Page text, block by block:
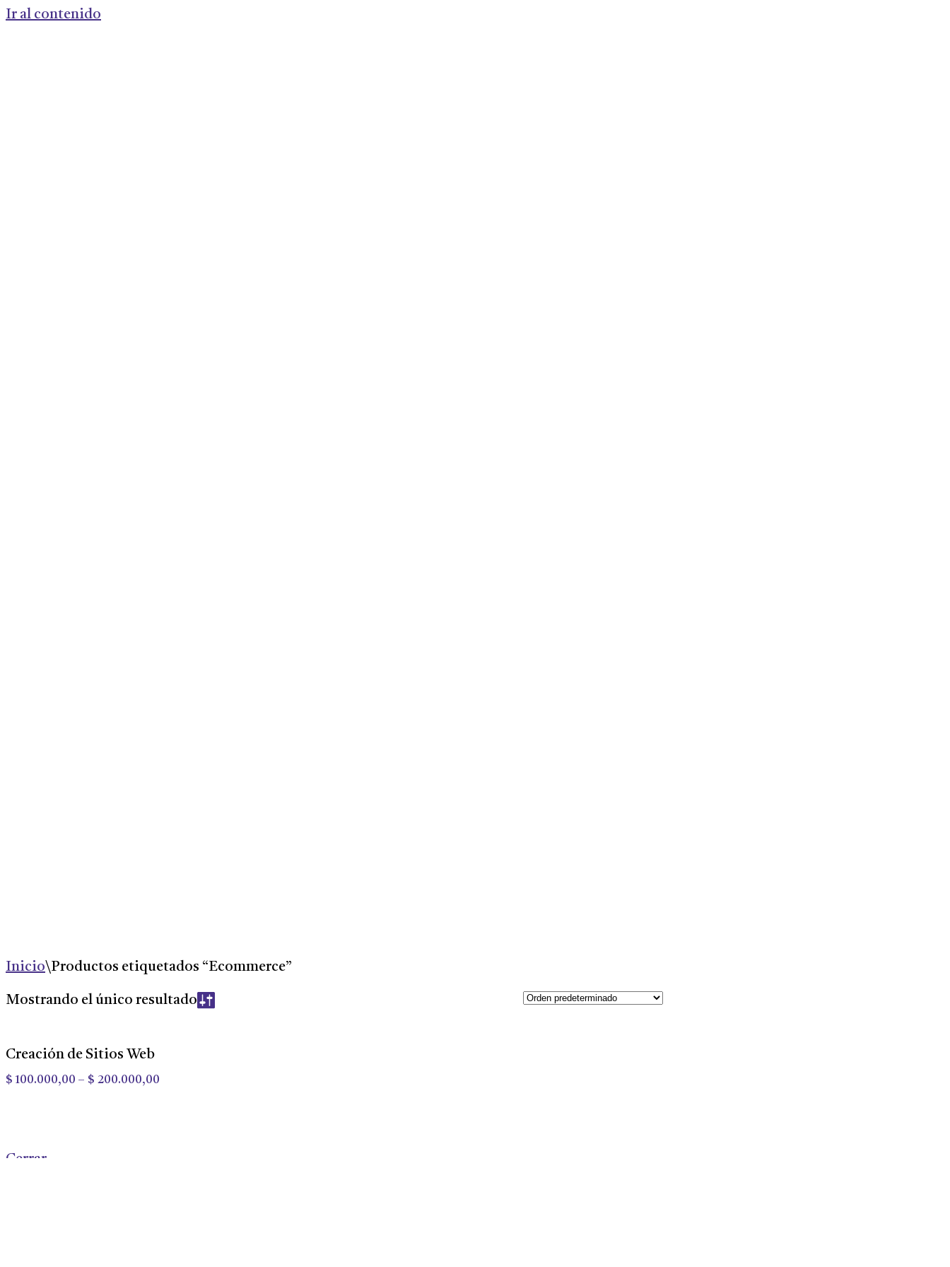
Ir al contenido
Inicio\Productos etiquetados “Ecommerce”
Mostrando el único resultado
Creación de Sitios Web
$ 100.000,00 – $ 200.000,00
Cerrar